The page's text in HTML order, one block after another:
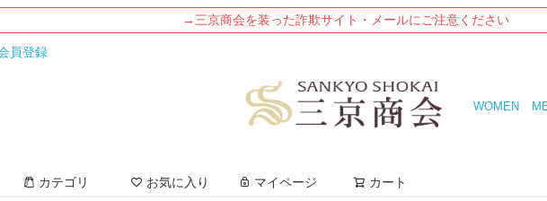
→三京商会を装った詐欺サイト・メールにご注意ください
員登録
WOMEN
カテゴリ お気に入り マイページ カート